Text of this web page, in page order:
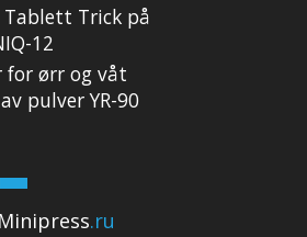
.ru
Tablett Trick på
12
for ørr og våt
pulver YR-90